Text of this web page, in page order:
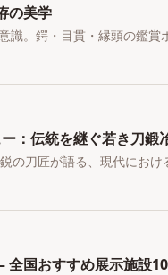
の美学
識。鍔・目貫・縁頭の鑑賞
：伝統を継ぐ若き刀鍛
の刀匠が語る、現代におけ
全国おすすめ展示施設